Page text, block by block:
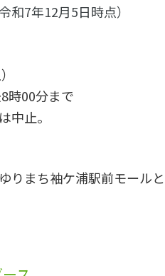
和7年12月5日時点）
時00分まで
中止。
りまち袖ケ浦駅前モールと